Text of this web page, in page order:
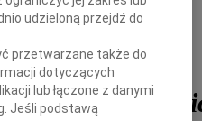
udzieloną przejdź do
przetwarzane także do
dotyczących
lub łączone z danymi
Jeśli podstawą